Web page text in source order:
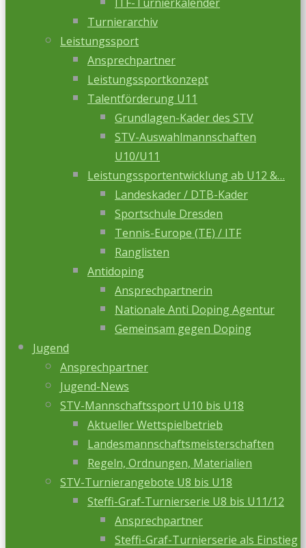
Turnierarchiv
Leistungssport
Ansprechpartner
Leistungssportkonzept
Talentförderung U11
Grundlagen-Kader des STV
STV-Auswahlmannschaften
U10/U11
Leistungssportentwicklung ab U12 &…
Landeskader / DTB-Kader
Sportschule Dresden
Tennis-Europe (TE) / ITF
Ranglisten
Antidoping
Ansprechpartnerin
Nationale Anti Doping Agentur
Gemeinsam gegen Doping
Jugend
Ansprechpartner
Jugend-News
STV-Mannschaftssport U10 bis U18
Aktueller Wettspielbetrieb
Landesmannschaftsmeisterschaften
Regeln, Ordnungen, Materialien
STV-Turnierangebote U8 bis U18
Steffi-Graf-Turnierserie U8 bis U11/12
Ansprechpartner
Steffi-Graf-Turnierserie als Einstieg